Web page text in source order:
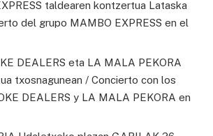
taldearen kontzertua Lataska
del grupo MAMBO EXPRESS en el
DEALERS eta LA MALA PEKORA
txosnagunean / Concierto con los
DEALERS y LA MALA PEKORA en